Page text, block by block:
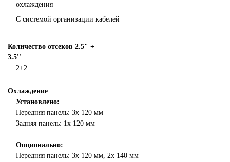
охлаждения
С системой организации кабелей
Количество отсеков 2.5" +
3.5''
2+2
Охлаждение
Установлено:
Передняя панель: 3х 120 мм
Задняя панель: 1х 120 мм
Опционально:
Передняя панель: 3х 120 мм, 2х 140 мм